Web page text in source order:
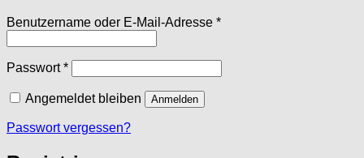
Benutzername oder E-Mail-Adresse *Erforderlich
Passwort*Erforderlich
Angemeldet bleiben Anmelden
Passwort vergessen?